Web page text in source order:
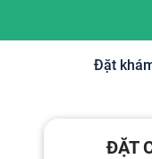
Đặt
ĐẶT